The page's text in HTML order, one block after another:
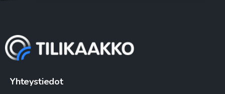
Yhteystiedot